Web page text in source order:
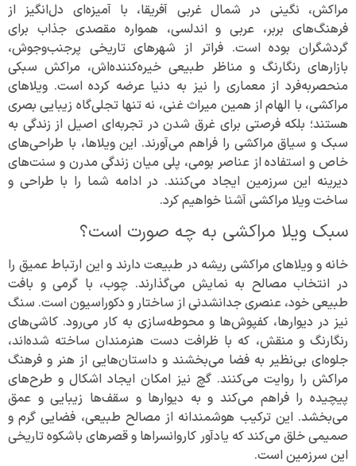
مراکش، نگینی در شمال غربی آفریقا، با آمیزه‌ای دل‌انگیز از
فرهنگ‌های بربر، عربی و اندلسی، همواره مقصدی جذاب برای
گردشگران بوده است. فراتر از شهرهای تاریخی پرجنب‌وجوش،
بازارهای رنگارنگ و مناظر طبیعی خیره‌کننده‌اش، مراکش سبکی
منحصربه‌فرد از معماری را نیز به دنیا عرضه کرده است. ویلاهای
مراکشی، با الهام از همین میراث غنی، نه تنها تجلی‌گاه زیبایی بصری
هستند؛ بلکه فرصتی برای غرق شدن در تجربه‌ای اصیل از زندگی به
سبک و سیاق مراکشی را فراهم می‌آورند. این ویلاها، با طراحی‌های
خاص و استفاده از عناصر بومی، پلی میان زندگی مدرن و سنت‌های
دیرینه این سرزمین ایجاد می‌کنند. در ادامه شما را با طراحی و
ساخت ویلا مراکشی آشنا خواهیم کرد.
سبک ویلا مراکشی به چه صورت است؟
خانه‌ و ویلاهای مراکشی ریشه در طبیعت دارند و این ارتباط عمیق را
در انتخاب مصالح به نمایش می‌گذارند. چوب، با گرمی و بافت
طبیعی خود، عنصری جدانشدنی از ساختار و دکوراسیون است. سنگ
نیز در دیوارها، کفپوش‌ها و محوطه‌سازی به کار می‌رود. کاشی‌های
رنگارنگ و منقش، که با ظرافت دست هنرمندان ساخته شده‌اند،
جلوه‌ای بی‌نظیر به فضا می‌بخشند و داستان‌هایی از هنر و فرهنگ
مراکش را روایت می‌کنند. گچ نیز امکان ایجاد اشکال و طرح‌های
پیچیده را فراهم می‌کند و به دیوارها و سقف‌ها زیبایی و عمق
می‌بخشد. این ترکیب هوشمندانه از مصالح طبیعی، فضایی گرم و
صمیمی خلق می‌کند که یادآور کاروانسراها و قصرهای باشکوه تاریخی
این سرزمین است.